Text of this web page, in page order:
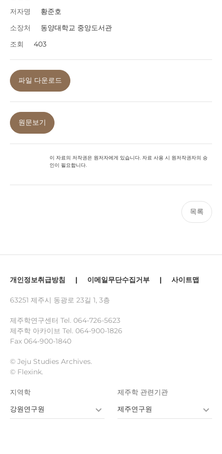
저자명
황준호
소장처
동양대학교 중앙도서관
조회
403
파일 다운로드
원문보기
이 자료의 저작권은 원저자에게 있습니다. 자료 사용 시 원저작권자의 승
인이 필요합니다.
목록
개인정보취급방침 | 이메일무단수집거부 | 사이트맵
63251 제주시 동광로 23길 1, 3층
제주학연구센터 Tel. 064-726-5623
제주학 아카이브 Tel. 064-900-1826
Fax 064-900-1840
© Jeju Studies Archives.
© Flexink.
지역학
강원연구원
제주학 관련기관
제주연구원